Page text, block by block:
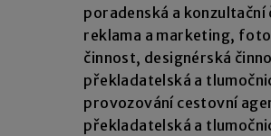
poradenská a konzultační
reklama a marketing,
činnost, designérská
překladatelská a
provozování cestovní
překladatelská a